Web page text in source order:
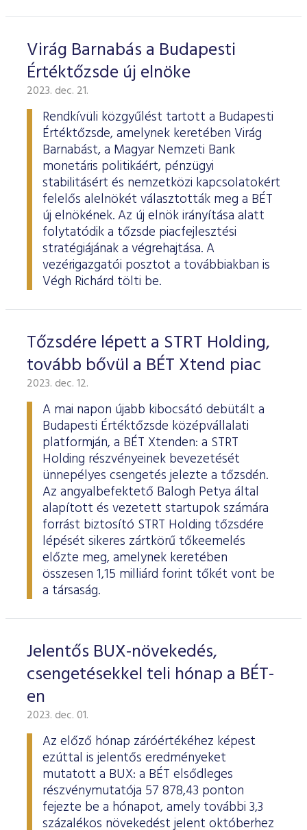
Virág Barnabás a Budapesti
Értéktőzsde új elnöke
2023. dec. 21.
Rendkívüli közgyűlést tartott a Budapesti
Értéktőzsde, amelynek keretében Virág
Barnabást, a Magyar Nemzeti Bank
monetáris politikáért, pénzügyi
stabilitásért és nemzetközi kapcsolatokért
felelős alelnökét választották meg a BÉT
új elnökének. Az új elnök irányítása alatt
folytatódik a tőzsde piacfejlesztési
stratégiájának a végrehajtása. A
vezérigazgatói posztot a továbbiakban is
Végh Richárd tölti be.
Tőzsdére lépett a STRT Holding,
tovább bővül a BÉT Xtend piac
2023. dec. 12.
A mai napon újabb kibocsátó debütált a
Budapesti Értéktőzsde középvállalati
platformján, a BÉT Xtenden: a STRT
Holding részvényeinek bevezetését
ünnepélyes csengetés jelezte a tőzsdén.
Az angyalbefektető Balogh Petya által
alapított és vezetett startupok számára
forrást biztosító STRT Holding tőzsdére
lépését sikeres zártkörű tőkeemelés
előzte meg, amelynek keretében
összesen 1,15 milliárd forint tőkét vont be
a társaság.
Jelentős BUX-növekedés,
csengetésekkel teli hónap a BÉT-
en
2023. dec. 01.
Az előző hónap záróértékéhez képest
ezúttal is jelentős eredményeket
mutatott a BUX: a BÉT elsődleges
részvénymutatója 57 878,43 ponton
fejezte be a hónapot, amely további 3,3
százalékos növekedést jelent októberhez